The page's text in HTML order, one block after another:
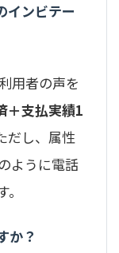
インビテー
用者の声を
＋支払実績1
だし、属性
ように電話
か？